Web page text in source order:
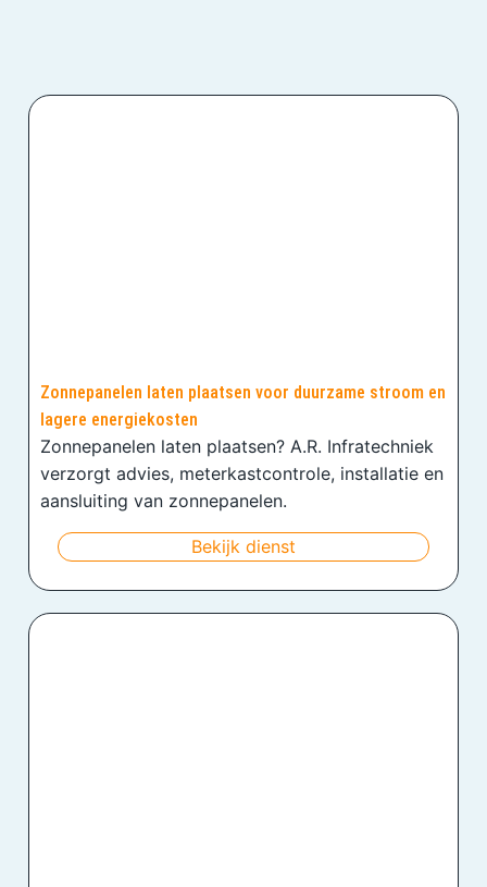
Zonnepanelen laten plaatsen voor duurzame stroom en
lagere energiekosten
Zonnepanelen laten plaatsen? A.R. Infratechniek
verzorgt advies, meterkastcontrole, installatie en
aansluiting van zonnepanelen.
Bekijk dienst